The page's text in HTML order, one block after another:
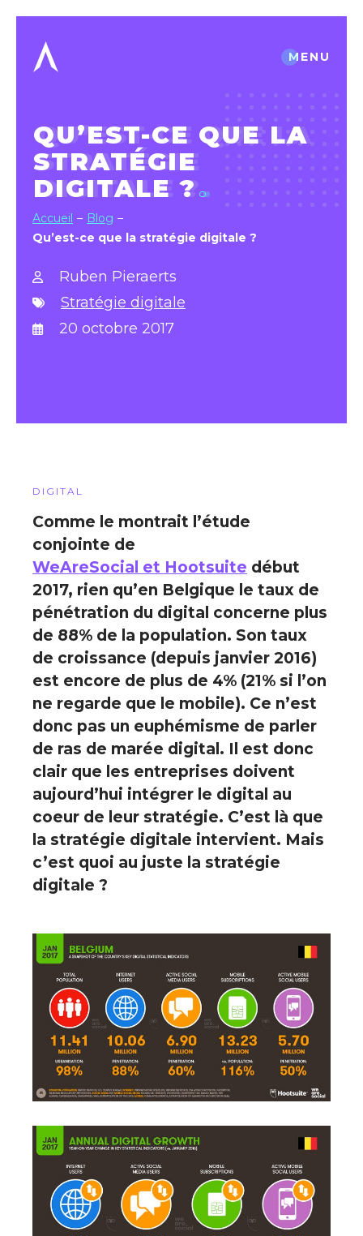
MENU
QU’EST-CE QUE LA
STRATÉGIE
DIGITALE ?
Accueil
Blog
Qu’est-ce que la stratégie digitale ?
Ruben Pieraerts
Stratégie digitale
20 octobre 2017
DIGITAL
Comme le montrait l’étude
conjointe de
WeAreSocial et Hootsuite début
2017, rien qu’en Belgique le taux de
pénétration du digital concerne plus
de 88% de la population. Son taux
de croissance (depuis janvier 2016)
est encore de plus de 4% (21% si l’on
ne regarde que le mobile). Ce n’est
donc pas un euphémisme de parler
de ras de marée digital. Il est donc
clair que les entreprises doivent
aujourd’hui intégrer le digital au
coeur de leur stratégie. C’est là que
la stratégie digitale intervient. Mais
c’est quoi au juste la stratégie
digitale ?